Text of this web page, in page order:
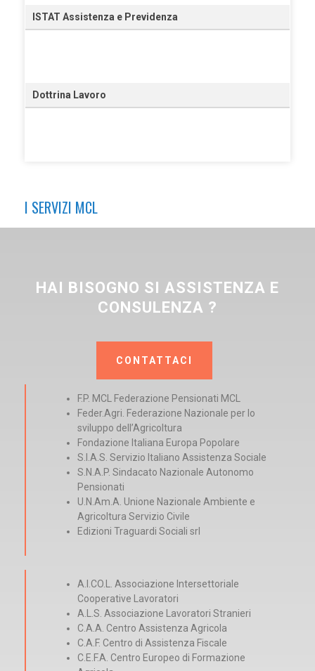
ISTAT Assistenza e Previdenza
Dottrina Lavoro
I SERVIZI MCL
HAI BISOGNO SI ASSISTENZA E
CONSULENZA ?
CONTATTACI
F.P. MCL Federazione Pensionati MCL
Feder.Agri. Federazione Nazionale per lo
sviluppo dell’Agricoltura
Fondazione Italiana Europa Popolare
S.I.A.S. Servizio Italiano Assistenza Sociale
S.N.A.P. Sindacato Nazionale Autonomo
Pensionati
U.N.Am.A. Unione Nazionale Ambiente e
Agricoltura Servizio Civile
Edizioni Traguardi Sociali srl
A.I.CO.L. Associazione Intersettoriale
Cooperative Lavoratori
A.L.S. Associazione Lavoratori Stranieri
C.A.A. Centro Assistenza Agricola
C.A.F. Centro di Assistenza Fiscale
C.E.F.A. Centro Europeo di Formazione